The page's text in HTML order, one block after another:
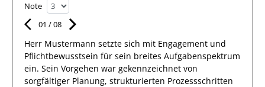
Note
01 /08
Herr Mustermann setzte sich mit Engagement und
Pflichtbewusstsein für sein breites Aufgabenspektrum
ein. Sein Vorgehen war gekennzeichnet von
sorgfältiger Planung, strukturierten Prozessschritten